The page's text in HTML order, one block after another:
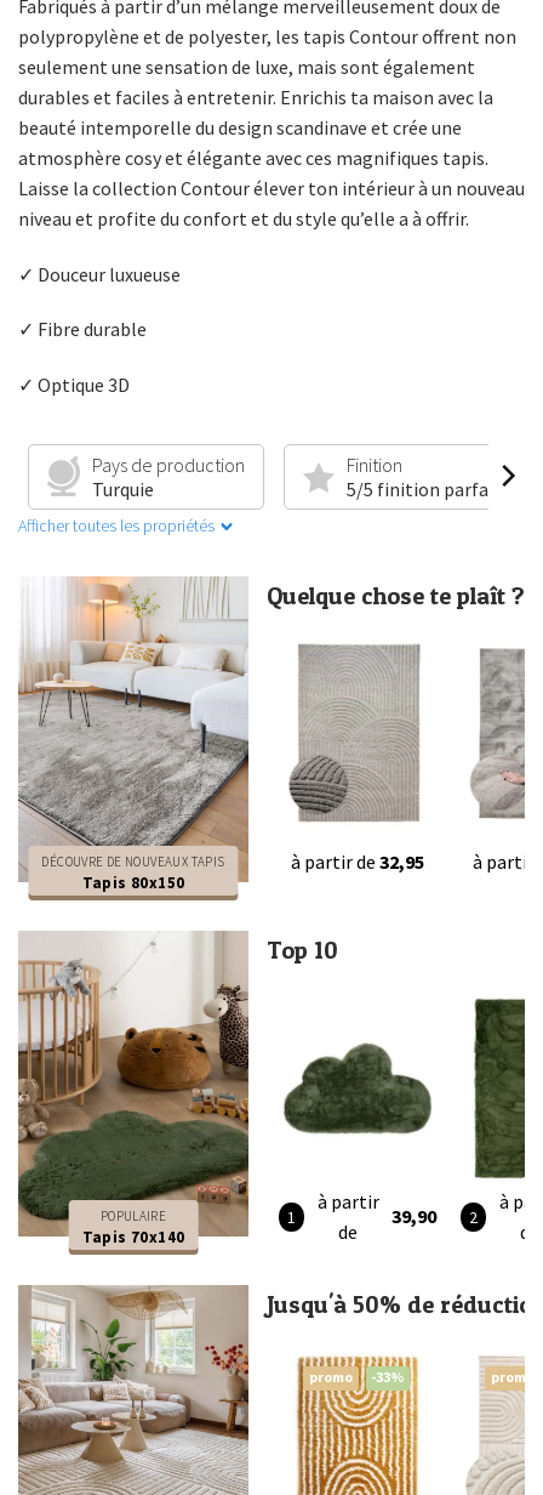
Fabriqués à partir d’un mélange merveilleusement doux de
polypropylène et de polyester, les tapis Contour offrent non
seulement une sensation de luxe, mais sont également
durables et faciles à entretenir. Enrichis ta maison avec la
beauté intemporelle du design scandinave et crée une
atmosphère cosy et élégante avec ces magnifiques tapis.
Laisse la collection Contour élever ton intérieur à un nouveau
niveau et profite du confort et du style qu’elle a à offrir.
✓ Douceur luxueuse
✓ Fibre durable
✓ Optique 3D
Pays de production
Turquie
Finition
5/5 finition parfaite
Afficher toutes les propriétés
DÉCOUVRE DE NOUVEAUX TAPIS
Tapis 80x150
Quelque chose te plaît ?
à partir de 32,95 à partir
POPULAIRE
Tapis 70x140
Top 10
à partir
de
39,90
à
de
Jusqu'à 50% de
promo -33% promo